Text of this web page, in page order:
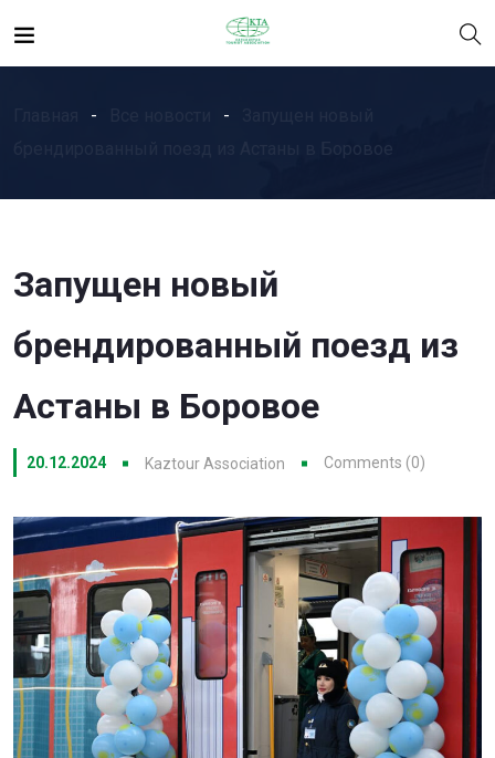
Запущен новый
брендированный поезд из
Астаны в Боровое
20.12.2024 Kaztour Association Comments (0)